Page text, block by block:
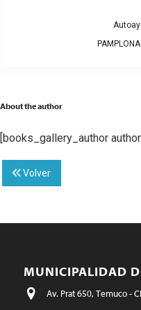
About the author
[books_gallery_author
Volver
MUNICIPALIDAD
Av. Prat 650, Temuco -